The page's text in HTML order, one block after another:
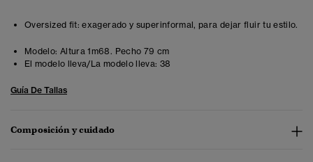
Oversized fit: exagerado y superinformal, para dejar fluir tu estilo.
Modelo: Altura 1m68. Pecho 79 cm
El modelo lleva/La modelo lleva: 38
Guía De Tallas
Composición y cuidado